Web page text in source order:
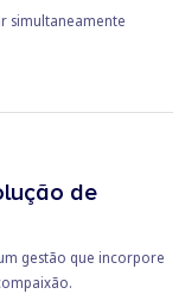
simultaneamente
de
gestão que incorpore